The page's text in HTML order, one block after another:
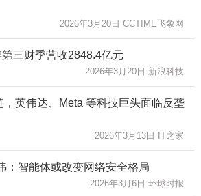
2026年3月20日 CCTIME飞象网
三财季营收2848.4亿元
2026年3月20日 新浪科技
，英伟达、Meta 等科技巨头面临反垄
2026年3月13日 IT之家
：智能体或改变网络安全格局
2026年3月6日 环球时报